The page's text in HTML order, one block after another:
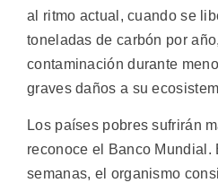
al ritmo actual, cuando se
toneladas de carbón por
contaminación durante
graves daños a su
Los países pobres sufrirán
reconoce el Banco Mundial.
semanas, el organismo